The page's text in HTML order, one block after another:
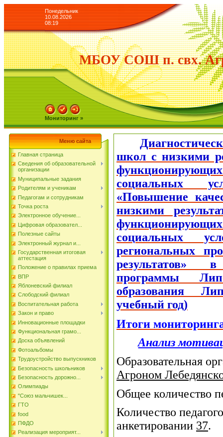
Понедельник
10.08.2026
08:19
МБОУ СОШ п. свх.
Мониторинг »
Меню сайта
Главная страница
Сведения об образовательной
организации
Муниципальные задания
Родителям и ученикам
Педагогам и сотрудникам
Точка роста
Электронное обучение...
Цифровая образовател...
Полезные сайты
Электронный журнал и...
Государственная итоговая
аттестация
Положение о правилах приема
ВПР
Яблоневский филиал
Слободский филиал
Воспитательная работа
Закон и право
Инновационные площадки
Функциональная грамо...
Доска объявлений
Фотоальбомы
Трудоустройство выпускников
Безопасность школьников
Безопасность дорожно...
Олимпиады
"Союз мальчишек...
ГТО
food
ПФДО
Реализация мероприят...
школ с низкими
социальных
«Повышение
низкими
социальных
региональных
результатов»
программы
образования
учебный год)
Итоги
Анализ
Образовательная
Агроном
Общее количество
Количество
анкетировании 37.